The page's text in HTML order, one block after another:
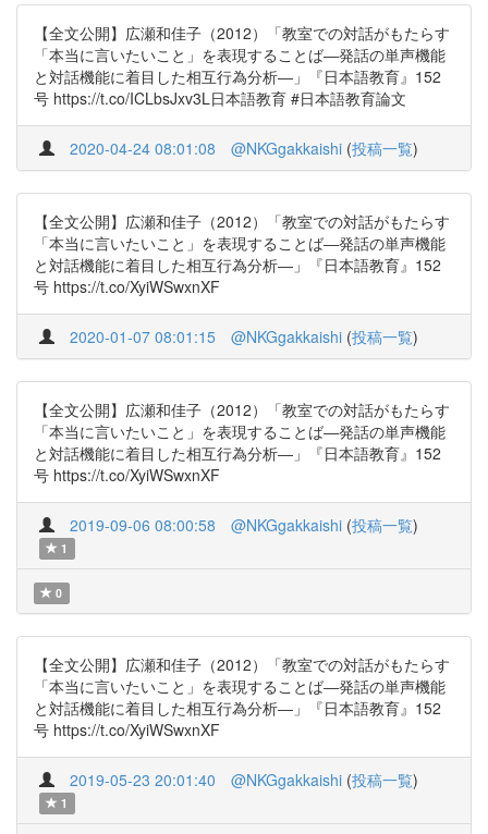
【全文公開】広瀬和佳子（2012）「教室での対話がもたらす
「本当に言いたいこと」を表現することば―発話の単声機能
と対話機能に着目した相互行為分析―」『日本語教育』152
号 https://t.co/ICLbsJxv3L日本語教育 #日本語教育論文
2020-04-24 08:01:08 @NKGgakkaishi (投稿一覧)
【全文公開】広瀬和佳子（2012）「教室での対話がもたらす
「本当に言いたいこと」を表現することば―発話の単声機能
と対話機能に着目した相互行為分析―」『日本語教育』152
号 https://t.co/XyiWSwxnXF
2020-01-07 08:01:15 @NKGgakkaishi (投稿一覧)
【全文公開】広瀬和佳子（2012）「教室での対話がもたらす
「本当に言いたいこと」を表現することば―発話の単声機能
と対話機能に着目した相互行為分析―」『日本語教育』152
号 https://t.co/XyiWSwxnXF
2019-09-06 08:00:58 @NKGgakkaishi (投稿一覧)
1
0
【全文公開】広瀬和佳子（2012）「教室での対話がもたらす
「本当に言いたいこと」を表現することば―発話の単声機能
と対話機能に着目した相互行為分析―」『日本語教育』152
号 https://t.co/XyiWSwxnXF
2019-05-23 20:01:40 @NKGgakkaishi (投稿一覧)
1